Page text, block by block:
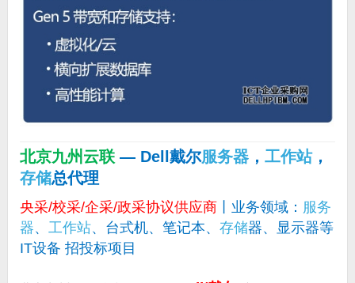
北京九州云联 — Dell戴尔服务器， 工作站，
存储总代理
央采/校采/企采/政采协议供应商丨业务领域： 服务
器、 工作站、台式机、笔记本、 存储器、显示器等
IT设备 招投标项目